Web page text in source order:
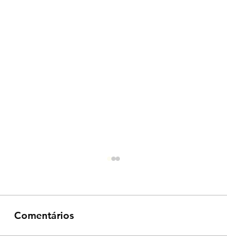
Comentários